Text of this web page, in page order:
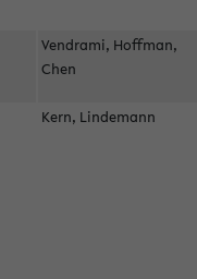
Vendrami, Hoffman,
Chen
Kern, Lindemann